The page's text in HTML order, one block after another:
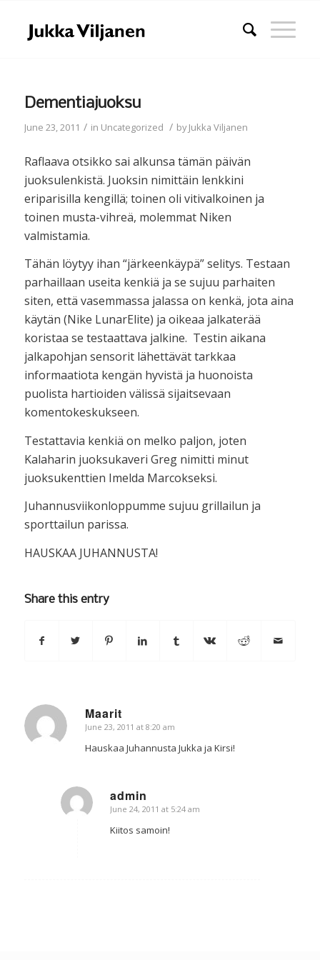
Dementiajuoksu
June 23, 2011 / in Uncategorized / byJukka Viljanen
Raflaava otsikko sai alkunsa tämän päivän
juoksulenkistä. Juoksin nimittäin lenkkini
eriparisilla kengillä; toinen oli vitivalkoinen ja
toinen musta-vihreä, molemmat Niken
valmistamia.
Tähän löytyy ihan “järkeenkäypä” selitys. Testaan
parhaillaan useita kenkiä ja se sujuu parhaiten
siten, että vasemmassa jalassa on kenkä, jota aina
käytän (Nike LunarElite) ja oikeaa jalkaterää
koristaa se testaattava jalkine. Testin aikana
jalkapohjan sensorit lähettävät tarkkaa
informaatiota kengän hyvistä ja huonoista
puolista hartioiden välissä sijaitsevaan
komentokeskukseen.
Testattavia kenkiä on melko paljon, joten
Kalaharin juoksukaveri Greg nimitti minut
juoksukenttien Imelda Marcokseksi.
Juhannusviikonloppumme sujuu grillailun ja
sporttailun parissa.
HAUSKAA JUHANNUSTA!
Share this entry
Maarit
says:
June 23, 2011 at 8:20 am
Hauskaa Juhannusta Jukka ja Kirsi!
admin
says:
June 24, 2011 at 5:24 am
Kiitos samoin!